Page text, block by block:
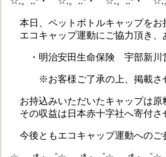
本日、ペットボトルキャップをお
エコキャップ運動にご協力頂き、
・明治安田生命保険 宇部新川
※お客様ご了承の上、掲載させ
お持込みいただいたキャップは原
その収益は日本赤十字社へ寄付さ
今後ともエコキャップ運動へのご